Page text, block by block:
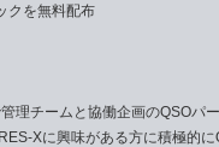
クを無料配布
理チームと協働企画のQSOパ
Xに興味がある方に積極的